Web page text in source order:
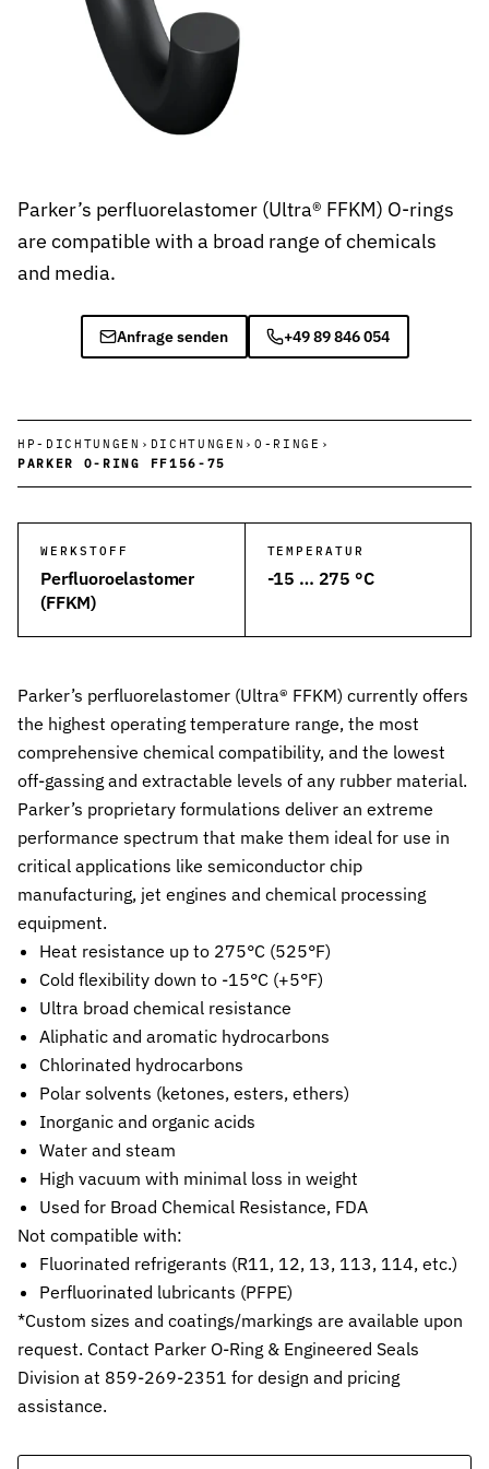
Chemieindustrie
Chemikalienbeständige Dichtungen für sichere Prozesse in
Pharmaindustrie
Hygienische Dichtungslösungen für Reinräume, Bioreaktoren
Stabile Dichtungen für Kraftwerke, Turbinen und erneuerbare
Spritzgussmaschinen
Hochdruck- und temperaturbeständige Dichtungen für effiziente
Recyclinganlagen & Umwelttechnik
Widerstandsfähige Dichtungen für Sortier-, Förder- und
Automotive
Wehrtechnik & Rüstung
Zuverlässige Dichtungen für sicherheitskritische Systeme
Stangendichtungen
Dichtungen für höchste Ansprüche in Hydraulik und Pneumatik
Sichere Abdichtung von Kolbenbewegungen in Hydraulik- und
O-Ringe
Universelle Dichtungslösung für vielfältige Anwendungen
Rotationsdichtungen
Dichtungslösungen für rotierende Wellen und Rotoren
Abstreifer
Effektiver Schutz vor Schmutz, Staub und Feuchtigkeit
Führungsringe
Präzise Führung von Kolben und Stangen, verhindert
Stützringe
Anti-Extrusions-Element, schützt O-Ringe bei hohem Druck
Dämpfungsringe
Kontrollierte Endlagendämpfung im Pneumatikzylinder
Flachdichtungen
Zuverlässige Abdichtung für plane Flächen, Flansche und
Gummiformteile
Präzise geformte Elastomerbauteile für Dämpfung, Verbindung
Dichtsätze
Komplettlösungen aus abgestimmten Dichtungselementen
Sonderdichtungen
Individuell entwickelte Dichtungslösungen
Parker’s perfluorelastomer (Ultra® FFKM) O-rings
are compatible with a broad range of chemicals
and media.
Anfrage senden +49 89 846 054
HP-DICHTUNGEN › DICHTUNGEN ›O-RINGE ›
PARKER O-RING FF156-75
WERKSTOFF
Perfluoroelastomer
(FFKM)
TEMPERATUR
-15 … 275 °C
Parker’s perfluorelastomer (Ultra® FFKM) currently offers
the highest operating temperature range, the most
comprehensive chemical compatibility, and the lowest
off-gassing and extractable levels of any rubber material.
Parker’s proprietary formulations deliver an extreme
performance spectrum that make them ideal for use in
critical applications like semiconductor chip
manufacturing, jet engines and chemical processing
equipment.
Heat resistance up to 275°C (525°F)
Cold flexibility down to -15°C (+5°F)
Ultra broad chemical resistance
Aliphatic and aromatic hydrocarbons
Chlorinated hydrocarbons
Polar solvents (ketones, esters, ethers)
Inorganic and organic acids
Water and steam
High vacuum with minimal loss in weight
Used for Broad Chemical Resistance, FDA
Not compatible with:
Fluorinated refrigerants (R11, 12, 13, 113, 114, etc.)
Perfluorinated lubricants (PFPE)
*Custom sizes and coatings/markings are available upon
request. Contact Parker O-Ring & Engineered Seals
Division at 859-269-2351 for design and pricing
assistance.